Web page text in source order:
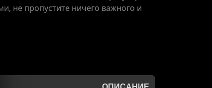
не пропустите ничего важного и